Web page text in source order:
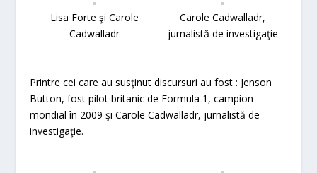
Lisa Forte şi Carole
Cadwalladr
Carole Cadwalladr,
jurnalistă de investigaţie
Printre cei care au susţinut discursuri au fost : Jenson
Button, fost pilot britanic de Formula 1, campion
mondial în 2009 şi Carole Cadwalladr, jurnalistă de
investigaţie.